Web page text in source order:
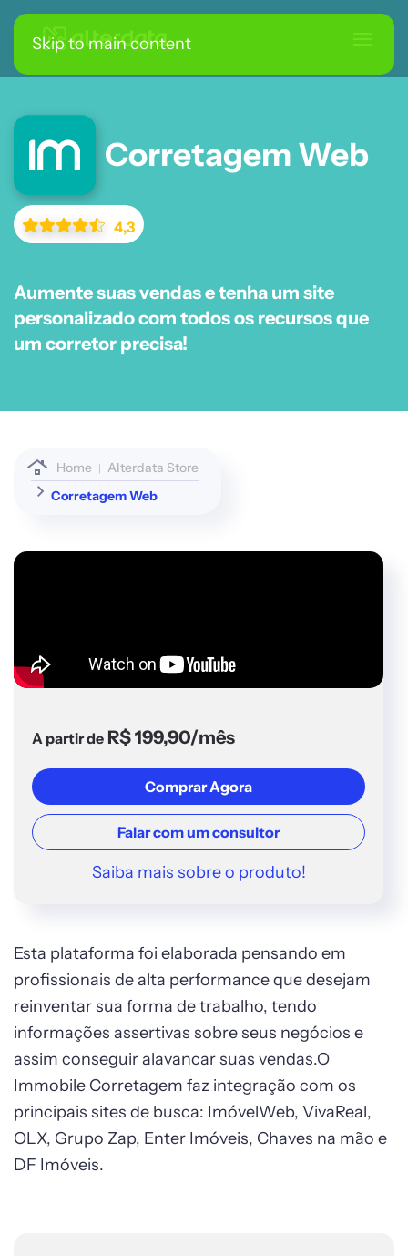
Skip to main content
Corretagem Web
4,3
Aumente suas vendas e tenha um site
personalizado com todos os recursos que
um corretor precisa!
Home
Alterdata Store
Corretagem Web
Esta plataforma foi elaborada pensando em
profissionais de alta performance que desejam
reinventar sua forma de trabalho, tendo
informações assertivas sobre seus negócios e
assim conseguir alavancar suas vendas.O
Immobile Corretagem faz integração com os
principais sites de busca: ImóvelWeb, VivaReal,
OLX, Grupo Zap, Enter Imóveis, Chaves na mão e
DF Imóveis.
A partir de R$ 199,90/mês
Comprar Agora
Falar com um consultor
Saiba mais sobre o produto!